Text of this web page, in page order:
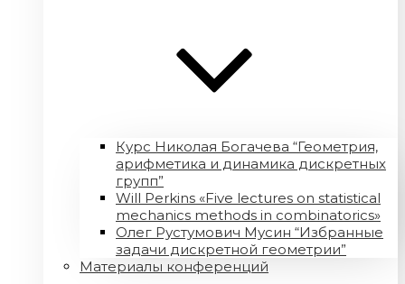
Курс Николая Богачева “Геометрия,
арифметика и динамика дискретных
групп”
Will Perkins «Five lectures on statistical
mechanics methods in combinatorics»
Олег Рустумович Мусин “Избранные
задачи дискретной геометрии”
Материалы конференций